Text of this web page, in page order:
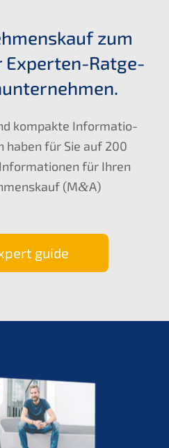
zum
Exper­ten-Ratge­
kompak­te Infor­ma­tio­
haben für Sie auf 200
für Ihren
(M&A)
guide